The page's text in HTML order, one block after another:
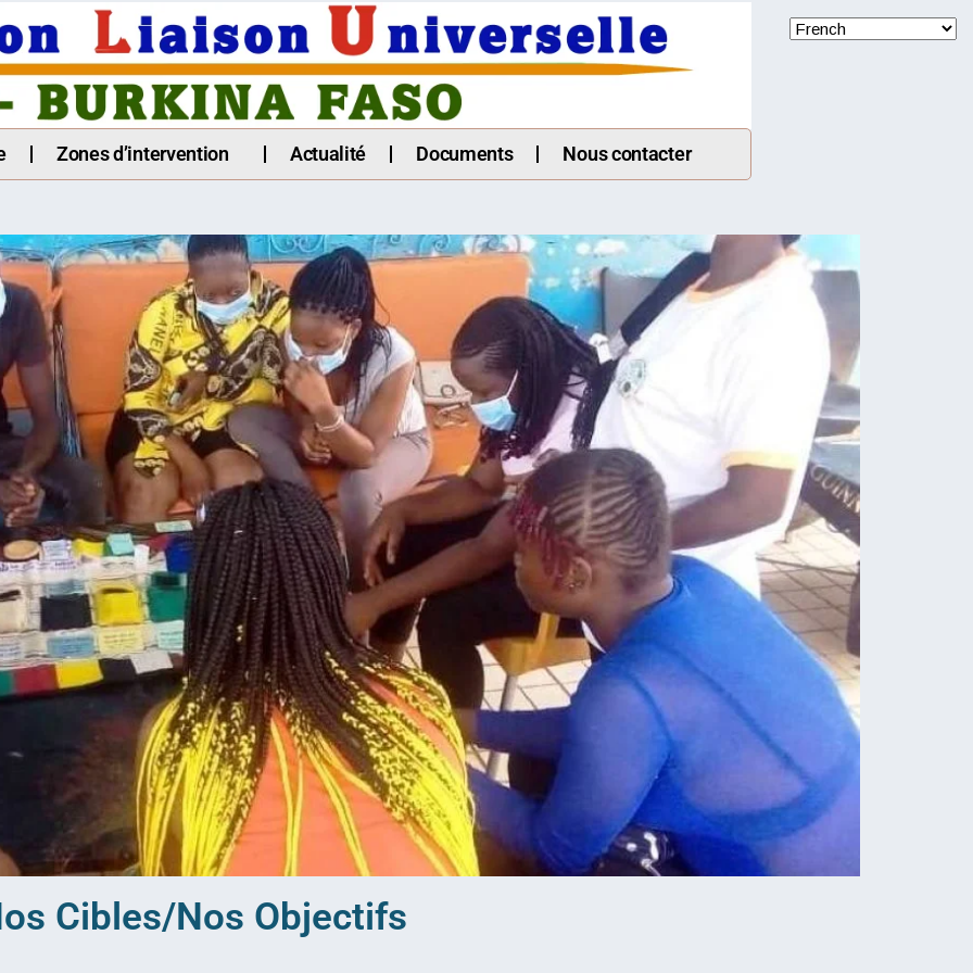
Zones d’intervention Actualité Documents Nous contacter
Cibles/Nos Objectifs